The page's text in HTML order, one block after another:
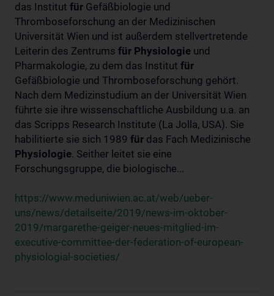
das Institut für Gefäßbiologie und
Thromboseforschung an der Medizinischen
Universität Wien und ist außerdem stellvertretende
Leiterin des Zentrums für Physiologie und
Pharmakologie, zu dem das Institut für
Gefäßbiologie und Thromboseforschung gehört.
Nach dem Medizinstudium an der Universität Wien
führte sie ihre wissenschaftliche Ausbildung u.a. an
das Scripps Research Institute (La Jolla, USA). Sie
habilitierte sie sich 1989 für das Fach Medizinische
Physiologie. Seither leitet sie eine
Forschungsgruppe, die biologische...
https://www.meduniwien.ac.at/web/ueber-
uns/news/detailseite/2019/news-im-oktober-
2019/margarethe-geiger-neues-mitglied-im-
executive-committee-der-federation-of-european-
physiologial-societies/